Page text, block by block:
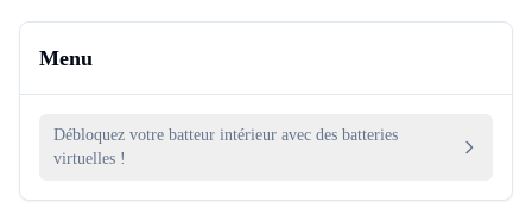
Menu
Débloquez votre batteur intérieur avec des batteries
virtuelles !